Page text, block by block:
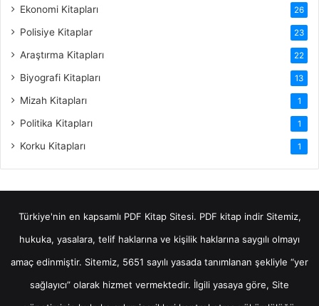
Ekonomi Kitapları 26
Polisiye Kitaplar 23
Araştırma Kitapları 22
Biyografi Kitapları 13
Mizah Kitapları 1
Politika Kitapları 1
Korku Kitapları 1
Türkiye'nin en kapsamlı PDF Kitap Sitesi. PDF kitap indirSitemiz,
hukuka, yasalara, telif haklarına ve kişilik haklarına saygılı olmayı
amaç edinmiştir. Sitemiz, 5651 sayılı yasada tanımlanan şekliyle “yer
sağlayıcı” olarak hizmet vermektedir. İlgili yasaya göre, Site